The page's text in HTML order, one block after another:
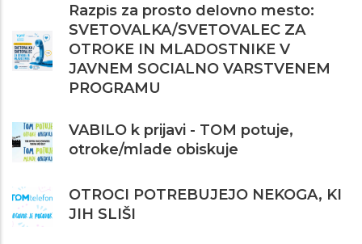
Razpis za prosto delovno mesto:
SVETOVALKA/SVETOVALEC ZA
OTROKE IN MLADOSTNIKE V
JAVNEM SOCIALNO VARSTVENEM
PROGRAMU
VABILO k prijavi - TOM potuje,
otroke/mlade obiskuje
OTROCI POTREBUJEJO NEKOGA, KI
JIH SLIŠI